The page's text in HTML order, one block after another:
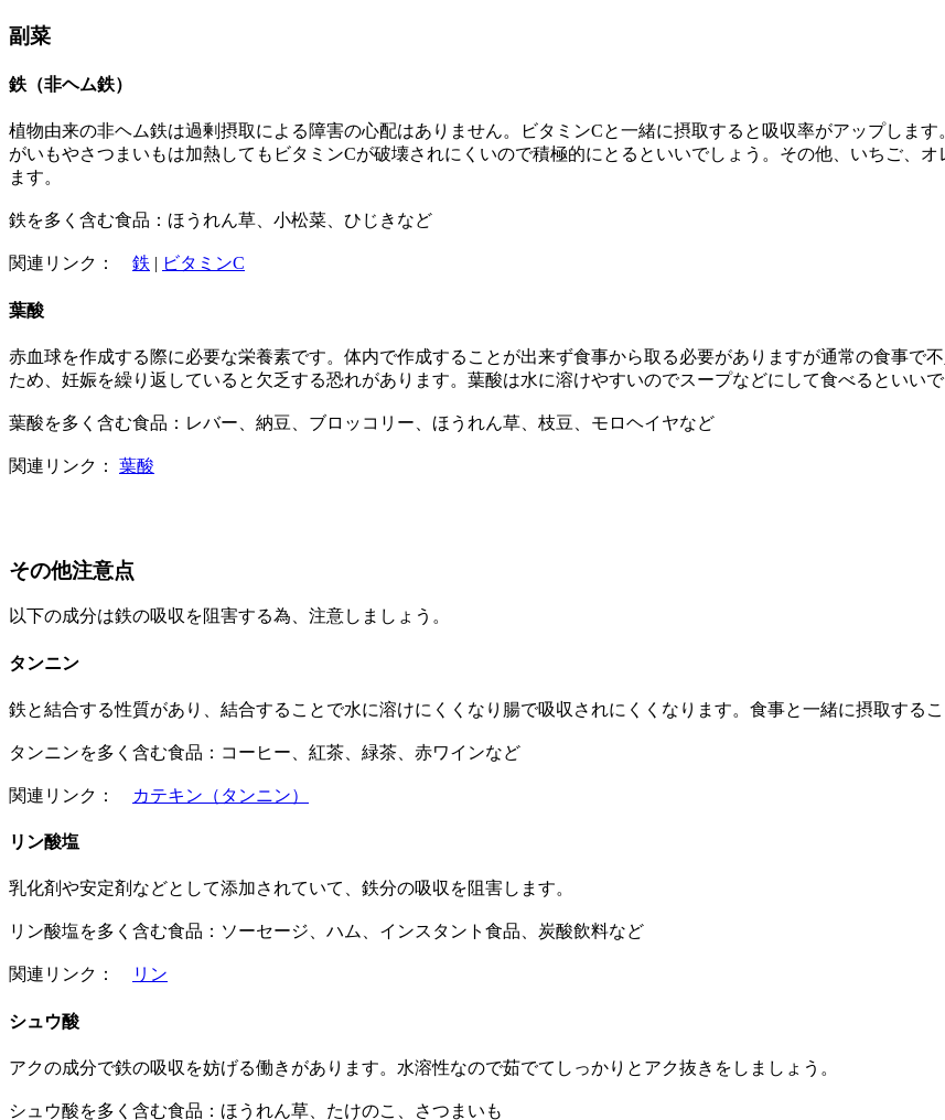
副菜
鉄（非ヘム鉄）
植物由来の非ヘム鉄は過剰摂取による障害の心配はありません。ビタミンCと一緒に摂取すると吸収率がアップしま
がいもやさつまいもは加熱してもビタミンCが破壊されにくいので積極的にとるといいでしょう。その他、いちご、
ます。
鉄を多く含む食品：ほうれん草、小松菜、ひじきなど
関連リンク： 鉄 | ビタミンC
葉酸
赤血球を作成する際に必要な栄養素です。体内で作成することが出来ず食事から取る必要がありますが通常の食事で
ため、妊娠を繰り返していると欠乏する恐れがあります。葉酸は水に溶けやすいのでスープなどにして食べるといいで
葉酸を多く含む食品：レバー、納豆、ブロッコリー、ほうれん草、枝豆、モロヘイヤなど
関連リンク： 葉酸
その他注意点
以下の成分は鉄の吸収を阻害する為、注意しましょう。
タンニン
鉄と結合する性質があり、結合することで水に溶けにくくなり腸で吸収されにくくなります。食事と一緒に摂取する
タンニンを多く含む食品：コーヒー、紅茶、緑茶、赤ワインなど
関連リンク： カテキン（タンニン）
リン酸塩
乳化剤や安定剤などとして添加されていて、鉄分の吸収を阻害します。
リン酸塩を多く含む食品：ソーセージ、ハム、インスタント食品、炭酸飲料など
関連リンク： リン
シュウ酸
アクの成分で鉄の吸収を妨げる働きがあります。水溶性なので茹でてしっかりとアク抜きをしましょう。
シュウ酸を多く含む食品：ほうれん草、たけのこ、さつまいも